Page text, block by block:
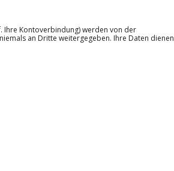
Ihre Kontoverbindung) werden von der
an Dritte weitergegeben. Ihre Daten dienen